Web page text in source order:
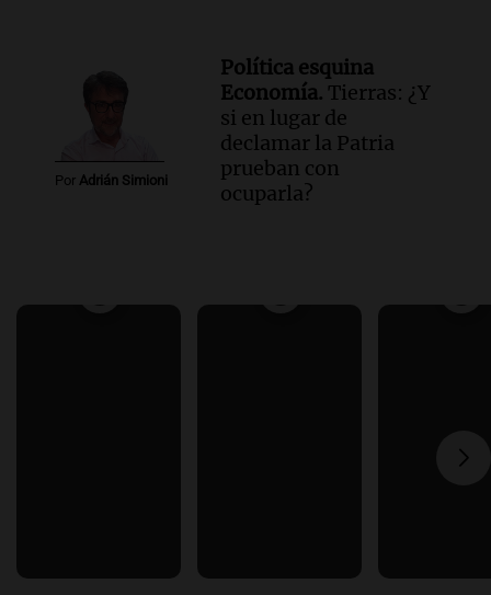
Por Adrián Simioni
Política esquina
Economía. Tierras: ¿Y
si en lugar de
declamar la Patria
prueban con
ocuparla?